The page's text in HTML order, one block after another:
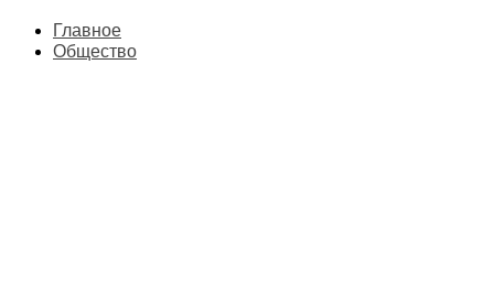
Главное
Общество